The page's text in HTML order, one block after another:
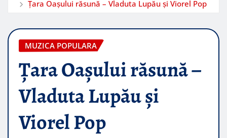
Țara Oașului răsună – Vladuta Lupău și Viorel Pop
MUZICA POPULARA
Țara Oașului răsună –
Vladuta Lupău și
Viorel Pop